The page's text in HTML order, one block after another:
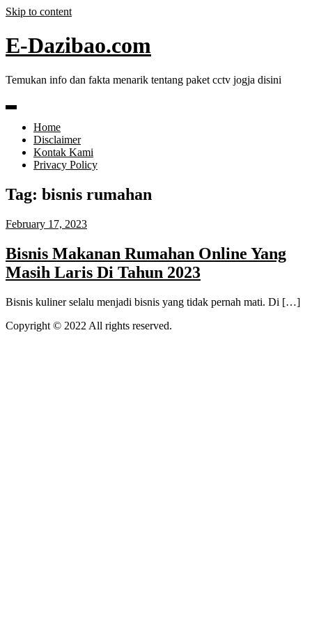
Skip to content
E-Dazibao.com
Temukan info dan fakta menarik tentang paket cctv jogja disini
Home
Disclaimer
Kontak Kami
Privacy Policy
Tag: bisnis rumahan
February 17, 2023
Bisnis Makanan Rumahan Online Yang
Masih Laris Di Tahun 2023
Bisnis kuliner selalu menjadi bisnis yang tidak pernah mati. Di […]
Copyright © 2022 All rights reserved.